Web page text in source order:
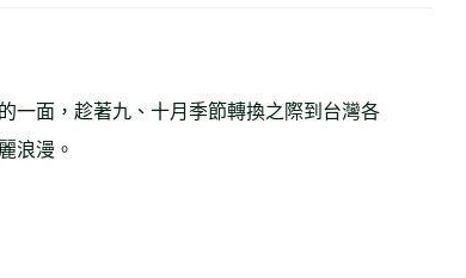
一面，趁著九、十月季節轉換之際到台灣各
浪漫。